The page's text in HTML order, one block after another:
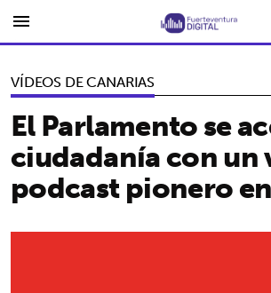
menu
VÍDEOS DE CANARIAS
El Parlamento se
ciudadanía con un
podcast pionero